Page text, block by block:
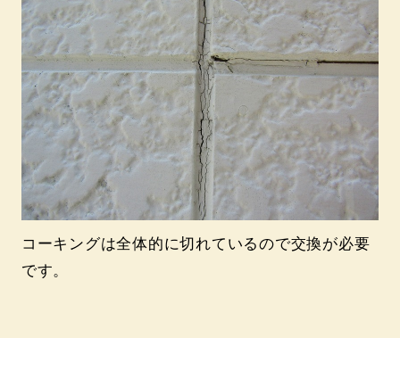
コーキングは全体的に切れているので交換が必要
です。